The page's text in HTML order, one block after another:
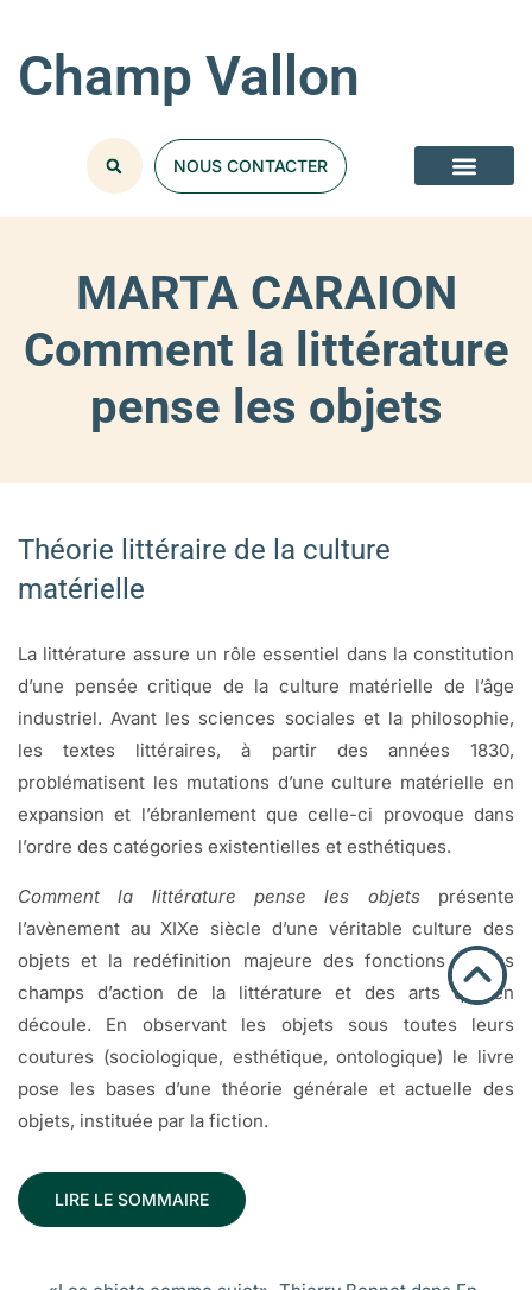
Champ Vallon
NOUS CONTACTER
MARTA CARAION
Comment la littérature
pense les objets
Théorie littéraire de la culture
matérielle
La littérature assure un rôle essentiel dans la constitution
d’une pensée critique de la culture matérielle de l’âge
industriel. Avant les sciences sociales et la philosophie,
les textes littéraires, à partir des années 1830,
problématisent les mutations d’une culture matérielle en
expansion et l’ébranlement que celle-ci provoque dans
l’ordre des catégories existentielles et esthétiques.
Comment la littérature pense les objetsprésente
l’avènement au XIXe siècle d’une véritable culture des
objets et la redéfinition majeure des fonctions et des
champs d’action de la littérature et des arts qui en
découle. En observant les objets sous toutes leurs
coutures (sociologique, esthétique, ontologique) le livre
pose les bases d’une théorie générale et actuelle des
objets, instituée par la fiction.
LIRE LE SOMMAIRE